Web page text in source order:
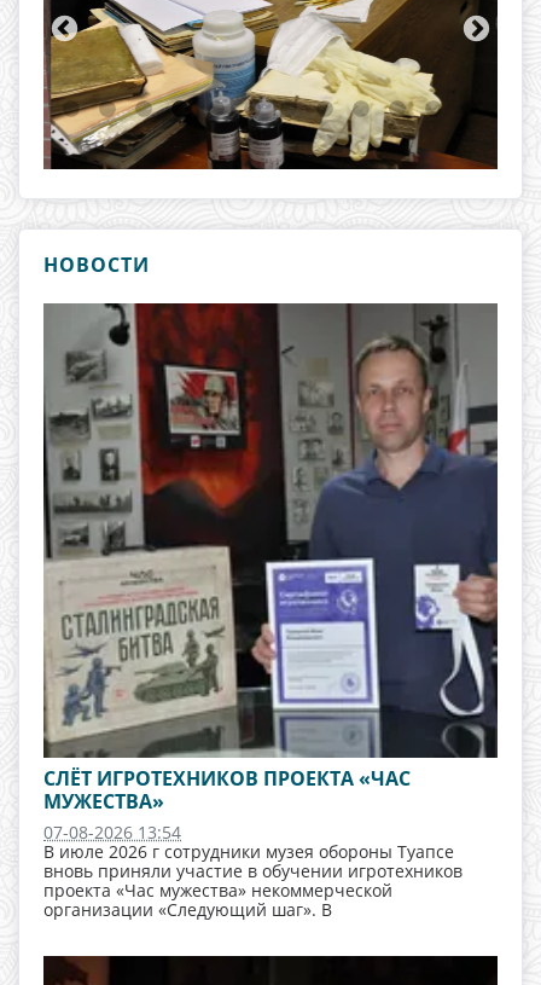
НОВОСТИ
СЛЁТ ИГРОТЕХНИКОВ ПРОЕКТА «ЧАС
МУЖЕСТВА»
07-08-2026 13:54
В июле 2026 г сотрудники музея обороны Туапсе
вновь приняли участие в обучении игротехников
проекта «Час мужества» некоммерческой
организации «Следующий шаг». В